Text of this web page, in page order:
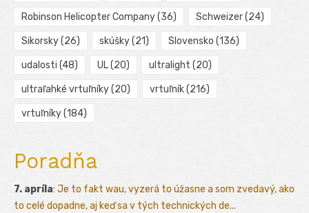
Robinson Helicopter Company(36) Schweizer(24)
Sikorsky(26) skúšky(21) Slovensko (136)
udalosti (48) UL(20) ultralight (20)
ultraľahké vrtuľníky(20) vrtuľník(216)
vrtuľníky(184)
Poradňa
7. apríla: Je to fakt wau, vyzerá to úžasne a som zvedavý, ako
to celé dopadne, aj keď sa v tých technických de...